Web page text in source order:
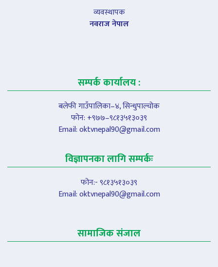
व्यवस्थापक
नवराज नेपाल
सम्पर्क कार्यालय :
बलेफी गाउँपालिका–४, सिन्धुपाल्चोक
फोन: +९७७–९८१३५१३०३९
Email:oktvnepal90@gmail.com
विज्ञापनका लागि सम्पर्कः
फोन:- ९८१३५१३०३९
Email:oktvnepal90@gmail.com
सामाजिक संजाल